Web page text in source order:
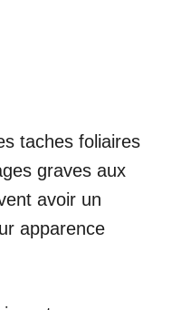
taches foliaires
graves aux
avoir un
apparence